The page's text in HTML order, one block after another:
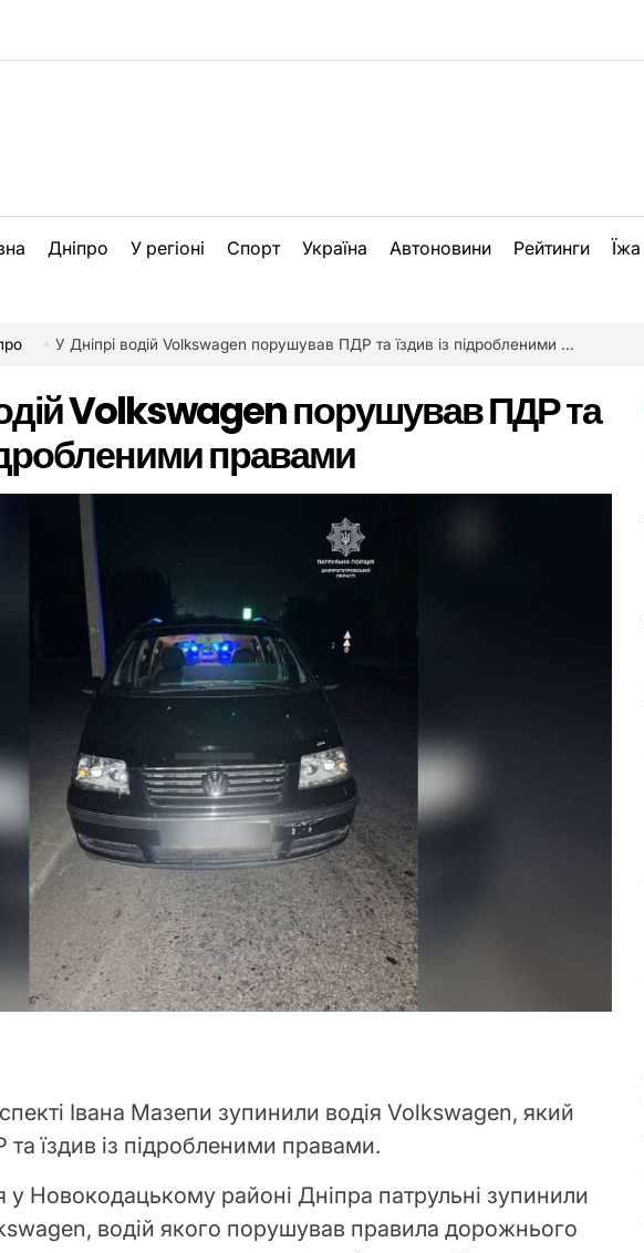
Дніпро У регіоні Спорт Україна Автоновини Рейтинги Їжа
У Дніпрі водій Volkswagen порушував ПДР та їздив із підробленими правами
Volkswagen порушував ПДР та
правами
Івана Мазепи зупинили водія Volkswagen, який
їздив із підробленими правами.
у Новокодацькому районі Дніпра патрульні зупинили
водій якого порушував правила дорожнього